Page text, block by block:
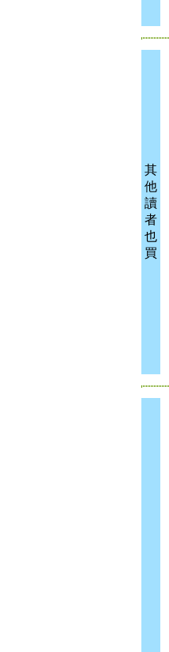
其
他
讀
者
也
買